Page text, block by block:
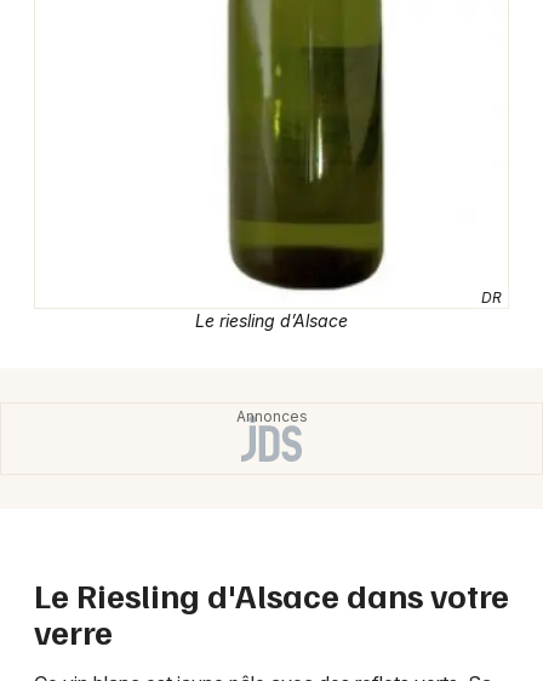
Je m'abonne
DR
Le riesling d’Alsace
Le Riesling d'Alsace dans votre
verre